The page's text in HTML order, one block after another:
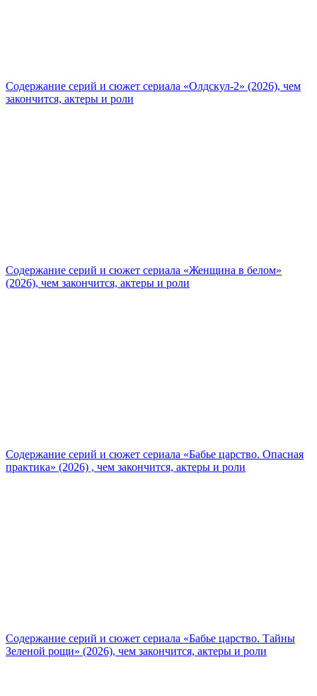
Содержание серий и сюжет сериала «Олдскул-2» (2026), чем
закончится, актеры и роли
Содержание серий и сюжет сериала «Женщина в белом»
(2026), чем закончится, актеры и роли
Содержание серий и сюжет сериала «Бабье царство. Опасная
практика» (2026) , чем закончится, актеры и роли
Содержание серий и сюжет сериала «Бабье царство. Тайны
Зеленой рощи» (2026), чем закончится, актеры и роли